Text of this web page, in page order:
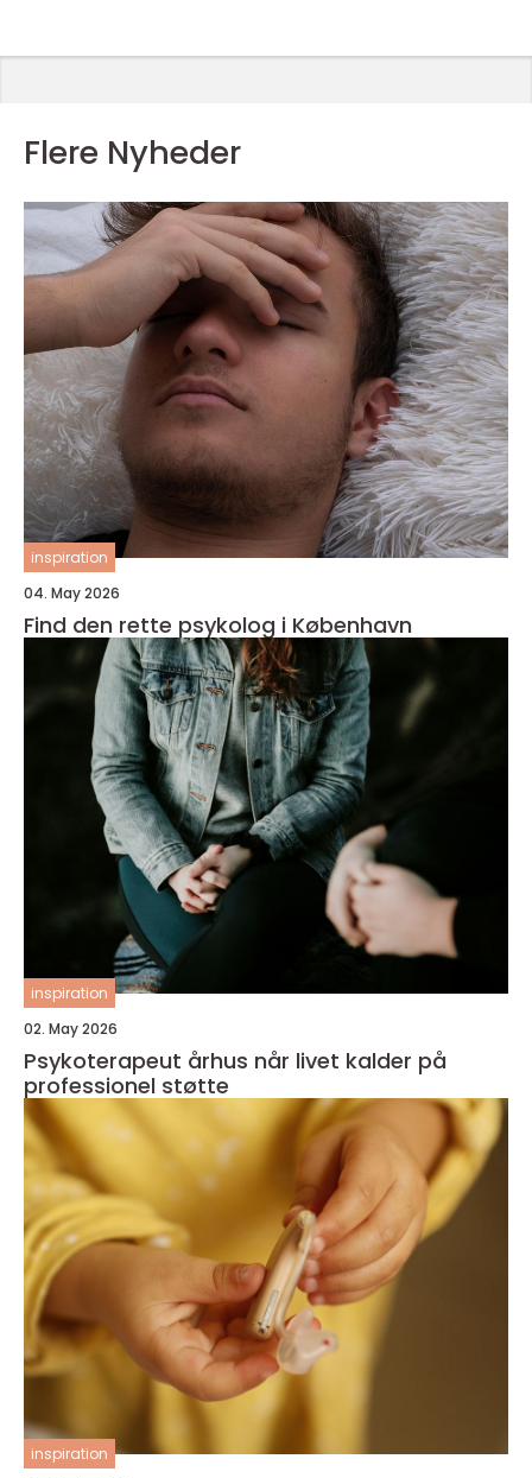
Flere Nyheder
inspiration
04. May 2026
Find den rette psykolog i København
inspiration
02. May 2026
Psykoterapeut århus når livet kalder på
professionel støtte
inspiration